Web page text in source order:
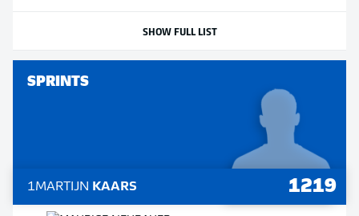
SHOW FULL LIST
SPRINTS
1MARTIJN KAARS 1219